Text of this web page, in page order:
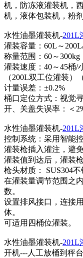
机，防冻液灌装机，
机，液体包装机，粉
水性油墨灌装机-201L
灌装容量：60L～
称量范围：60～300kg
灌装速度：40～45桶/
（200L双工位灌装）
计量误差：±0.2%
桶口定位方式：视觉
开、关盖失误率：＜
水性油墨灌装机-201L
控制系统：采用智能
灌装枪插入灌注，避
灌装值到达后，灌装
枪头材质： SUS304
在灌装量调节范围之
数。
设置排风接口，连接
体。
可适用四桶位灌装。
水性油墨灌装机-201L
开机---人工放桶到秤